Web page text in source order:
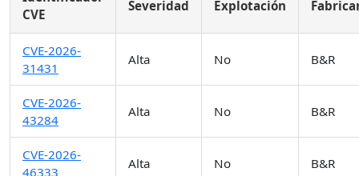
CVE
Severidad Explotación
CVE-2026-
31431
Alta No B&R
CVE-2026-
43284
Alta No B&R
CVE-2026-
46333
Alta No B&R